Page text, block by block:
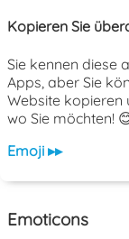
Kopieren Sie
Sie kennen diese
Apps, aber Sie
Website kopieren
wo Sie möchten!
Emoji ▸▸
Emoticons